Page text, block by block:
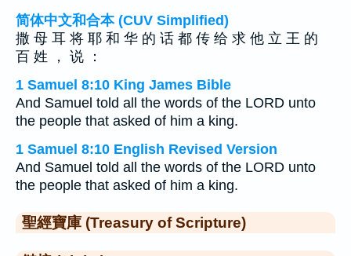
简体中文和合本 (CUV Simplified)
撒 母 耳 将 耶 和 华 的 话 都 传 给 求 他 立 王 的
百 姓 ， 说 ：
1 Samuel 8:10 King James Bible
And Samuel told all the words of the LORD unto
the people that asked of him a king.
1 Samuel 8:10 English Revised Version
And Samuel told all the words of the LORD unto
the people that asked of him a king.
聖經寶庫 (Treasury of Scripture)